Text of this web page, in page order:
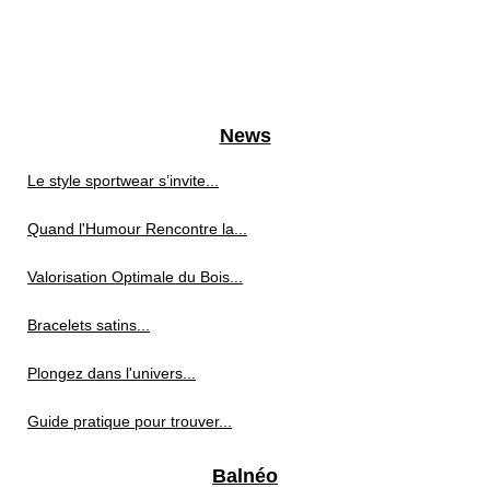
News
Le style sportwear s’invite...
Quand l'Humour Rencontre la...
Valorisation Optimale du Bois...
Bracelets satins...
Plongez dans l'univers...
Guide pratique pour trouver...
Balnéo